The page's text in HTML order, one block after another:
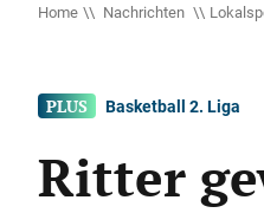
Home Nachrichten
Basketball 2. Liga
Ritter